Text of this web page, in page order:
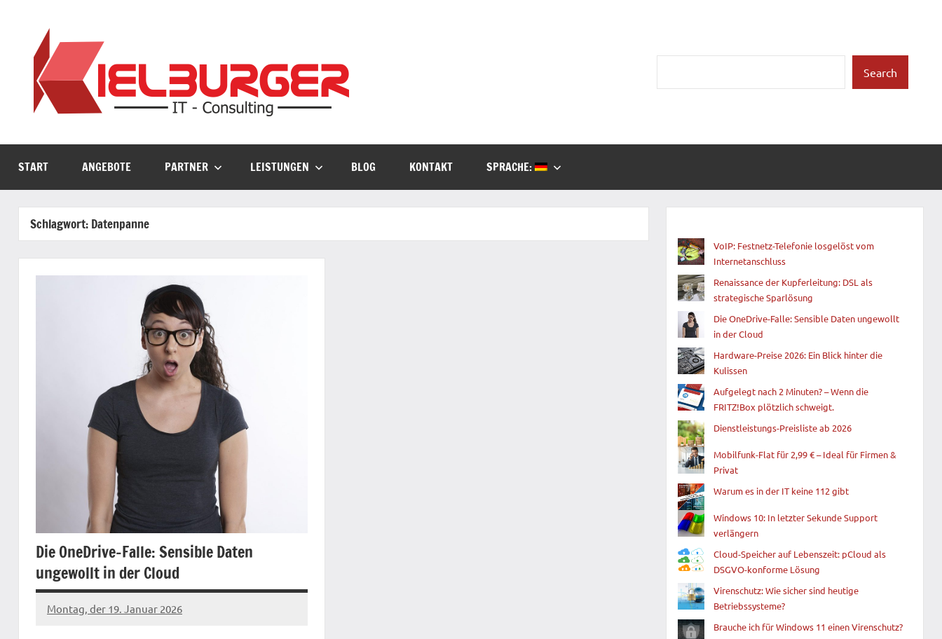
springen
Consulting
Search
START ANGEBOTE PARTNER LEISTUNGEN BLOG KONTAKT SPRACHE:
Schlagwort: Datenpanne
Die OneDrive-Falle: Sensible Daten
ungewollt in der Cloud
Montag, der 19. Januar 2026
Patrick
VoIP: Festnetz-Telefonie losgelöst vom
Internetanschluss
Renaissance der Kupferleitung: DSL als
strategische Sparlösung
Die OneDrive-Falle: Sensible Daten ungewollt
in der Cloud
Hardware-Preise 2026: Ein Blick hinter die
Kulissen
Aufgelegt nach 2 Minuten? – Wenn die
FRITZ!Box plötzlich schweigt.
Dienstleistungs-Preisliste ab 2026
Mobilfunk-Flat für 2,99 € – Ideal für Firmen &
Privat
Warum es in der IT keine 112 gibt
Windows 10: In letzter Sekunde Support
verlängern
Cloud-Speicher auf Lebenszeit: pCloud als
DSGVO-konforme Lösung
Virenschutz: Wie sicher sind heutige
Betriebssysteme?
Brauche ich für Windows 11 einen Virenschutz?